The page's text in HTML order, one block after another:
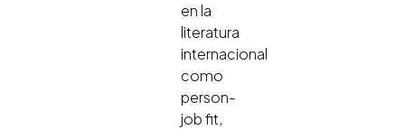
en la
literatura
internacional
como
person-
job fit,